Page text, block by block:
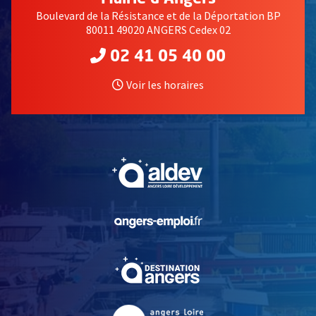
Boulevard de la Résistance et de la Déportation BP
80011 49020 ANGERS Cedex 02
02 41 05 40 00
Voir les horaires
, Ouvre une nouvelle
, Ouvre une nouvelle